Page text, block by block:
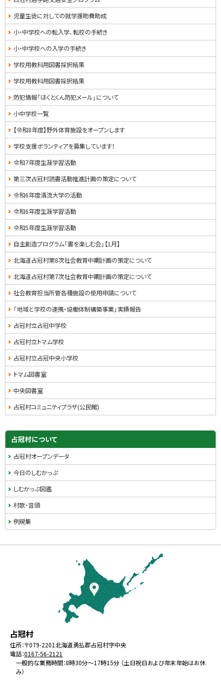
児童生徒に対しての就学援助費助成
小・中学校への転入学、転校の手続き
小・中学校への入学の手続き
学校用教科用図書採択結果
学校用教科用図書採択結果
防犯情報「ほくとくん防犯メール」について
小中学校一覧
【令和8年度】野外体育施設をオープンします
学校支援ボランティアを募集しています！
令和7年度生涯学習活動
第三次占冠村読書活動推進計画の策定について
令和6年度清流大学の活動
令和6年度生涯学習活動
令和5年度生涯学習活動
自主創造プログラム「書を楽しむ会」【1月】
北海道占冠村第8次社会教育中期計画の策定について
北海道占冠村第7次社会教育中期計画の策定について
社会教育担当所管各種施設の使用申請について
「地域と学校の連携・協働体制構築事業」実績報告
占冠村立占冠中学校
占冠村立トマム学校
占冠村立占冠中央小学校
トマム図書室
中央図書室
占冠村コミュニティプラザ(公民館)
サ
イ
ド
・
メ
ニ
占冠村について
占冠村オープンデータ
今日のしむかっぷ
しむかっぷ図鑑
村歌・音頭
例規集
北
海
道
占冠村役
場
住所：〒079-2201北海道勇払郡占冠村字中央
電話：0167-56-2121
一般的な業務時間：8時30分～17時15分 （土日祝日および年末年始はお休
み）